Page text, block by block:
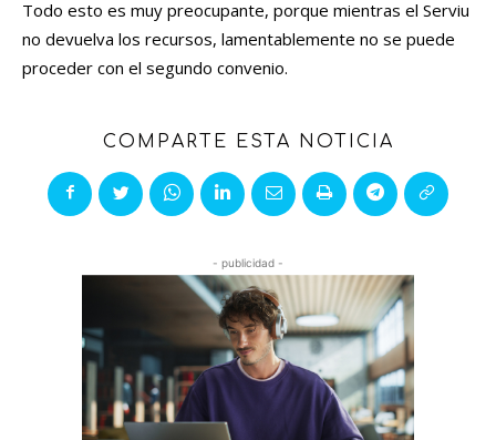
Todo esto es muy preocupante, porque mientras el Serviu
no devuelva los recursos, lamentablemente no se puede
proceder con el segundo convenio.
COMPARTE ESTA NOTICIA
- publicidad -